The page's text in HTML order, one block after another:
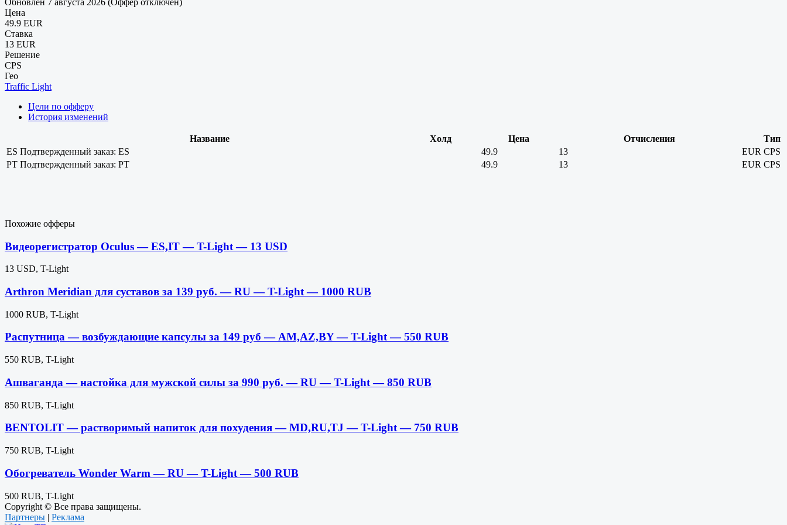
Цена
49.9 EUR
Ставка
13 EUR
Решение
CPS
Гео
Traffic Light
Цели по офферу
История изменений
Название Холд Цена Отчисления
Тип
ES Подтвержденный заказ: ES 49.9 13 EUR CPS
PT Подтвержденный заказ: PT 49.9 13 EUR CPS
Похожие офферы
Видеорегистратор Oculus — ES,IT — T-Light — 13 USD
13 USD, T-Light
Arthron Meridian для суставов за 139 руб. — RU — T-Light — 1000 RUB
1000 RUB, T-Light
Распутница — возбуждающие капсулы за 149 руб — AM,AZ,BY — T-Light — 550 RUB
550 RUB, T-Light
Ашваганда — настойка для мужской силы за 990 руб. — RU — T-Light — 850 RUB
850 RUB, T-Light
BENTOLIT — растворимый напиток для похудения — MD,RU,TJ — T-Light — 750 RUB
750 RUB, T-Light
Обогреватель Wonder Warm — RU — T-Light — 500 RUB
500 RUB, T-Light
Copyright © Все права защищены.
Партнеры | Реклама